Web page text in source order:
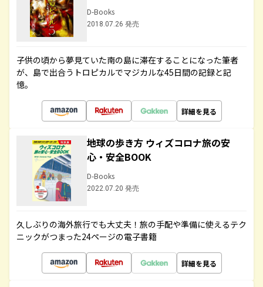
D-Books
2018.07.26 発売
子供の頃から夢見ていた南の島に滞在することになった筆者
が、島で出合うトロピカルでマジカルな45日間の記録と記
憶。
詳細を見る
地球の歩き方 ウィズコロナ旅の安
心・安全BOOK
D-Books
2022.07.20 発売
久しぶりの海外旅行でも大丈夫！旅の手配や準備に使えるテク
ニックがつまった24ページの電子書籍
詳細を見る